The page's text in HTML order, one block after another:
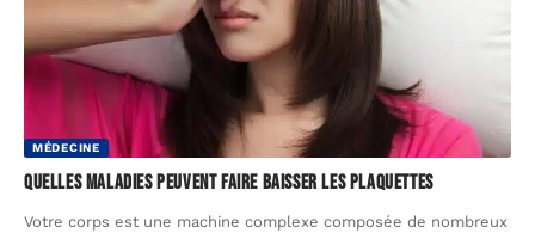
MÉDECINE
Quelles maladies peuvent faire baisser les plaquettes
Votre corps est une machine complexe composée de nombreux